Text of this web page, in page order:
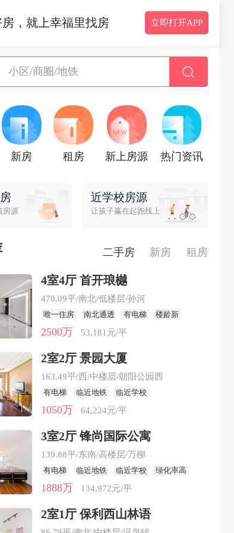
，就上幸福里找房 立即打开APP
新房 租房 新上房源 热门资讯
房源
近学校房源
让孩子赢在起跑线上
二手房 新房 租房
4室4厅 首开琅樾
470.09平/南北/低楼层/孙河
唯一住房 南北通透 有电梯 楼龄新
2500万 53,181元/平
2室2厅 景园大厦
163.49平/西/中楼层/朝阳公园西
有电梯 临近地铁 临近学校
1050万 64,224元/平
3室2厅 锋尚国际公寓
139.88平/东南/高楼层/万柳
有电梯 临近地铁 临近学校 绿化率高
1888万 134,972元/平
2室1厅 保利西山林语